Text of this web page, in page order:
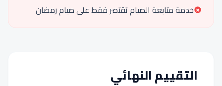
خدمة متابعة الصيام تقتصر فقط على صيام رمضان
التقييم النهائي